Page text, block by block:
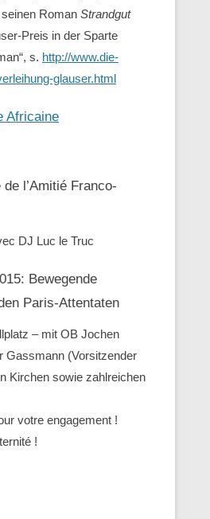
Roman Strandgut
Preis in der Sparte
s. http://www.die-
glauser.html
Africaine
l’Amitié Franco-
DJ Luc le Truc
Bewegende
‪Paris-Attentaten
– mit OB Jochen
Gassmann (Vorsitzender
Kirchen sowie zahlreichen
votre engagement !
!